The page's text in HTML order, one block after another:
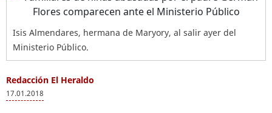
Isis Almendares, hermana de Maryory, al salir ayer del
Ministerio Público.
Redacción El Heraldo
17.01.2018